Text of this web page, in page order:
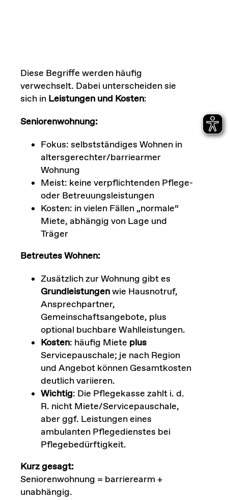
Diese Begriffe werden häufig
verwechselt. Dabei unterscheiden sie
sich in Leistungen und Kosten:
Seniorenwohnung:
Fokus: selbstständiges Wohnen in
altersgerechter/barriearmer
Wohnung
Meist: keine verpflichtenden Pflege-
oder Betreuungsleistungen
Kosten: in vielen Fällen „normale“
Miete, abhängig von Lage und
Träger
Betreutes Wohnen:
Zusätzlich zur Wohnung gibt es
Grundleistungenwie Hausnotruf,
Ansprechpartner,
Gemeinschaftsangebote, plus
optional buchbare Wahlleistungen.
Kosten: häufig Miete plus
Servicepauschale; je nach Region
und Angebot können Gesamtkosten
deutlich variieren.
Wichtig: Die Pflegekasse zahlt i. d.
R. nicht Miete/Servicepauschale,
aber ggf. Leistungen eines
ambulanten Pflegedienstes bei
Pflegebedürftigkeit.
Kurz gesagt:
Seniorenwohnung = barrierearm +
unabhängig.